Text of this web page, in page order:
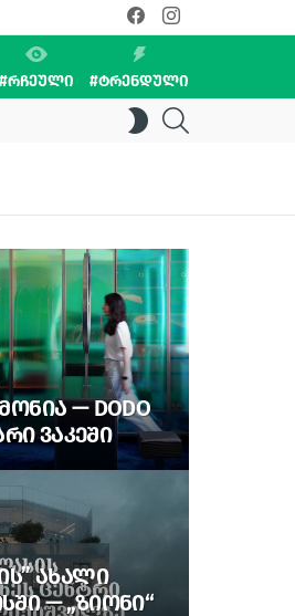
facebookinstagram
#ᲠᲩᲔᲣᲚᲘ #ᲢᲠᲔᲜᲓᲣᲚᲘ
SWITCH
SKIN
— DODO
ᲕᲐᲙᲔᲨᲘ
ᲐᲮᲐᲚᲘ
— „ᲖᲘᲝᲜᲘ“